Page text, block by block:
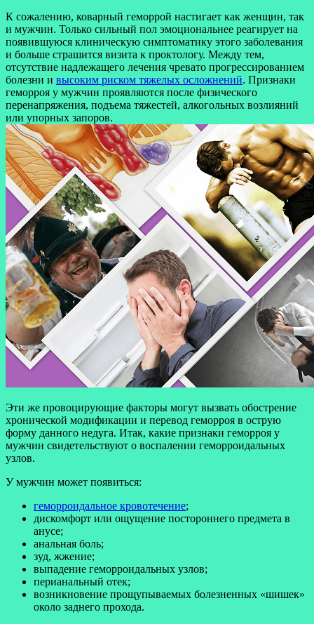
К сожалению, коварный геморрой настигает как женщин, так
и мужчин. Только сильный пол эмоциональнее реагирует на
появившуюся клиническую симптоматику этого заболевания
и больше страшится визита к проктологу. Между тем,
отсутствие надлежащего лечения чревато прогрессированием
болезни и высоким риском тяжелых осложнений. Признаки
геморроя у мужчин проявляются после физического
перенапряжения, подъема тяжестей, алкогольных возлияний
или упорных запоров.
Эти же провоцирующие факторы могут вызвать обострение
хронической модификации и перевод геморроя в острую
форму данного недуга. Итак, какие признаки геморроя у
мужчин свидетельствуют о воспалении геморроидальных
узлов.
У мужчин может появиться:
геморроидальное кровотечение;
дискомфорт или ощущение постороннего предмета в
анусе;
анальная боль;
зуд, жжение;
выпадение геморроидальных узлов;
перианальный отек;
возникновение прощупываемых болезненных «шишек»
около заднего прохода.